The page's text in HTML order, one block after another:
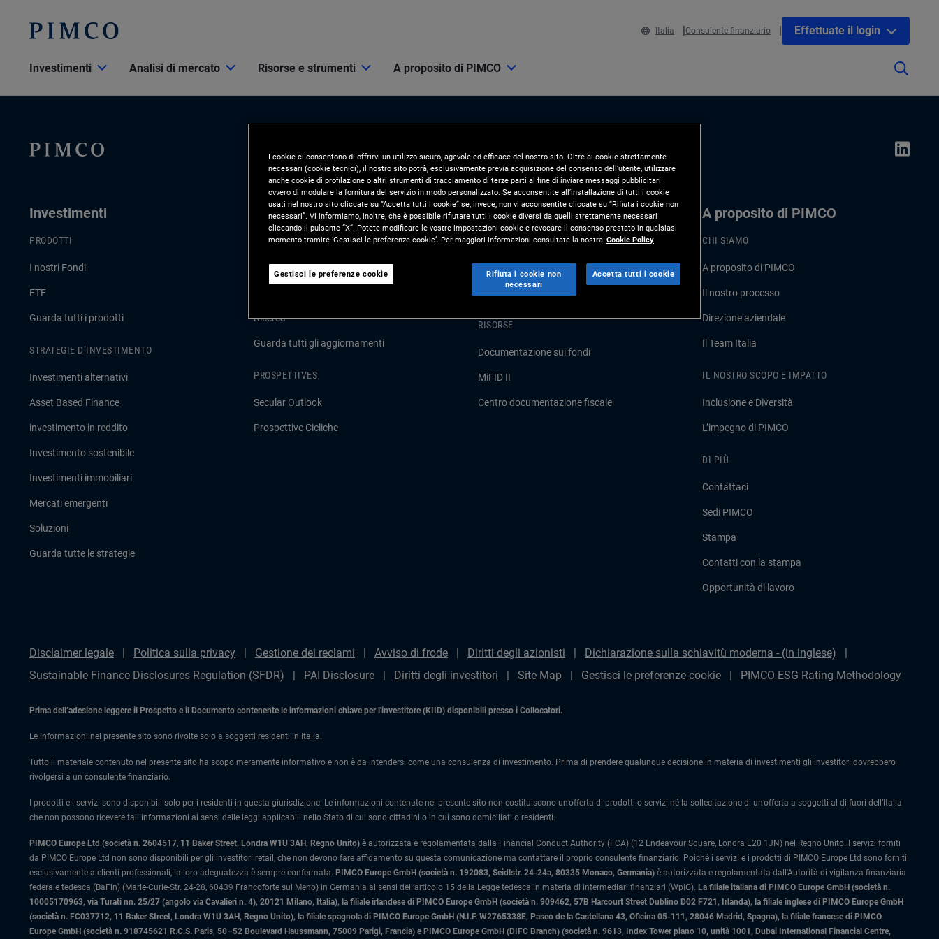
Italia Consulente finanziario Effettuate il login
Investimenti Analisi di mercato Risorse e strumenti A proposito di PIMCO
Investimenti
PRODOTTI
I nostri Fondi
ETF
Guarda tutti i prodotti
STRATEGIE D’INVESTIMENTO
Investimenti alternativi
Asset Based Finance
investimento in reddito
Investimento sostenibile
Investimenti immobiliari
Mercati emergenti
Soluzioni
Guarda tutte le strategie
Analisi Di Mercato
ULTIMI AGGIORNAMENTI
Commento di Mercato
Ricerca
Guarda tutti gli aggiornamenti
PROSPETTIVES
Secular Outlook
Prospettive Cicliche
Risorse e strumenti
STRUMENTI
Soluzioni per i clienti e analisi
RISORSE
Documentazione sui fondi
MiFID II
Centro documentazione fiscale
A proposito di PIMCO
CHI SIAMO
A proposito di PIMCO
Il nostro processo
Direzione aziendale
Il Team Italia
IL NOSTRO SCOPO E IMPATTO
Inclusione e Diversità
L’impegno di PIMCO
DI PIÙ
Contattaci
Sedi PIMCO
Stampa
Contatti con la stampa
Opportunità di lavoro
Disclaimer legale Politica sulla privacy Gestione dei reclami Avviso di frode Diritti degli azionisti
Dichiarazione sulla schiavitù moderna - (in inglese)
Sustainable Finance Disclosures Regulation (SFDR)
PAI Disclosure Diritti degli investitori Site Map Gestisci le preferenze cookie PIMCO ESG Rating Methodology
Prima dell’adesione leggere il Prospetto e il Documento contenente le informazioni chiave per l'investitore (KIID) disponibili presso i Collocatori.
Le informazioni nel presente sito sono rivolte solo a soggetti residenti in Italia.
Tutto il materiale contenuto nel presente sito ha scopo meramente informativo e non è da intendersi come una consulenza di investimento. Prima di prendere qualunque decisione in materia di investimenti gli investitori dovrebbero
rivolgersi a un consulente finanziario.
I prodotti e i servizi sono disponibili solo per i residenti in questa giurisdizione. Le informazioni contenute nel presente sito non costituiscono un’offerta di prodotti o servizi né la sollecitazione di un’offerta a soggetti al di fuori dell’Italia
che non possono ricevere tali informazioni ai sensi delle leggi applicabili nello Stato di cui sono cittadini o in cui sono domiciliati o residenti.
PIMCO Europe Ltd (società n. 2604517, 11 Baker Street, Londra W1U 3AH, Regno Unito) è autorizzata e regolamentata dalla Financial Conduct Authority (FCA) (12 Endeavour Square, Londra E20 1JN) nel Regno Unito. I servizi forniti
da PIMCO Europe Ltd non sono disponibili per gli investitori retail, che non devono fare affidamento su questa comunicazione ma contattare il proprio consulente finanziario. Poiché i servizi e i prodotti di PIMCO Europe Ltd sono forniti
esclusivamente a clienti professionali, la loro adeguatezza è sempre confermata. PIMCO Europe GmbH (società n. 192083, Seidlstr. 24-24a, 80335 Monaco, Germania) è autorizzata e regolamentata dall'Autorità di vigilanza finanziaria
federale tedesca (BaFin) (Marie-Curie-Str. 24-28, 60439 Francoforte sul Meno) in Germania ai sensi dell’articolo 15 della Legge tedesca in materia di intermediari finanziari (WpIG). La filiale italiana di PIMCO Europe GmbH (società n.
10005170963, via Turati nn. 25/27 (angolo via Cavalieri n. 4), 20121 Milano, Italia), la filiale irlandese di PIMCO Europe GmbH (società n. 909462, 57B Harcourt Street Dublino D02 F721, Irlanda), la filiale inglese di PIMCO Europe GmbH
(società n. FC037712, 11 Baker Street, Londra W1U 3AH, Regno Unito), la filiale spagnola di PIMCO Europe GmbH (N.I.F. W2765338E, Paseo de la Castellana 43, Oficina 05-111, 28046 Madrid, Spagna), la filiale francese di PIMCO
Europe GmbH (società n. 918745621 R.C.S. Paris, 50–52 Boulevard Haussmann, 75009 Parigi, Francia) e PIMCO Europe GmbH (DIFC Branch) (società n. 9613, Index Tower piano 10, unità 1001, Dubai International Financial Centre,
I cookie ci consentono di offrirvi un utilizzo sicuro, agevole ed efficace del nostro sito. Oltre ai cookie strettamente
necessari (cookie tecnici), il nostro sito potrà, esclusivamente previa acquisizione del consenso dell’utente, utilizzare
anche cookie di profilazione o altri strumenti di tracciamento di terze parti al fine di inviare messaggi pubblicitari
ovvero di modulare la fornitura del servizio in modo personalizzato. Se acconsentite all’installazione di tutti i cookie
usati nel nostro sito cliccate su “Accetta tutti i cookie” se, invece, non vi acconsentite cliccate su “Rifiuta i cookie non
necessari”. Vi informiamo, inoltre, che è possibile rifiutare tutti i cookie diversi da quelli strettamente necessari
cliccando il pulsante “X”. Potete modificare le vostre impostazioni cookie e revocare il consenso prestato in qualsiasi
momento tramite ‘Gestisci le preferenze cookie’. Per maggiori informazioni consultate la nostra Cookie Policy
Gestisci le preferenze cookie
Rifiuta i cookie non
necessari
Accetta tutti i cookie